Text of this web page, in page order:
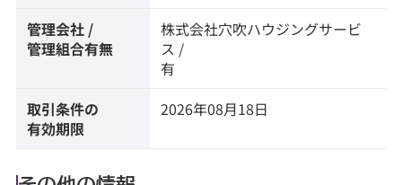
管理会社 /
管理組合有無
株式会社穴吹ハウジングサービ
ス /
有
取引条件の
有効期限
2026年08月18日